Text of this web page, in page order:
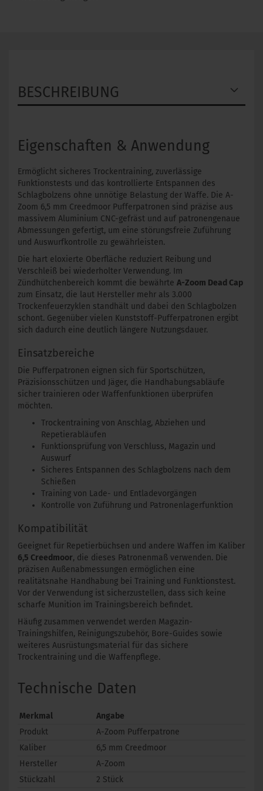
BESCHREIBUNG
Eigenschaften & Anwendung
Ermöglicht sicheres Trockentraining, zuverlässige
Funktionstests und das kontrollierte Entspannen des
Schlagbolzens ohne unnötige Belastung der Waffe. Die A-
Zoom 6,5 mm Creedmoor Pufferpatronen sind präzise aus
massivem Aluminium CNC-gefräst und auf patronengenaue
Abmessungen gefertigt, um eine störungsfreie Zuführung
und Auswurfkontrolle zu gewährleisten.
Die hart eloxierte Oberfläche reduziert Reibung und
Verschleiß bei wiederholter Verwendung. Im
Zündhütchenbereich kommt die bewährte A-Zoom Dead Cap
zum Einsatz, die laut Hersteller mehr als 3.000
Trockenfeuerzyklen standhält und dabei den Schlagbolzen
schont. Gegenüber vielen Kunststoff-Pufferpatronen ergibt
sich dadurch eine deutlich längere Nutzungsdauer.
Einsatzbereiche
Die Pufferpatronen eignen sich für Sportschützen,
Präzisionsschützen und Jäger, die Handhabungsabläufe
sicher trainieren oder Waffenfunktionen überprüfen
möchten.
Trockentraining von Anschlag, Abziehen und
Repetierabläufen
Funktionsprüfung von Verschluss, Magazin und
Auswurf
Sicheres Entspannen des Schlagbolzens nach dem
Schießen
Training von Lade- und Entladevorgängen
Kontrolle von Zuführung und Patronenlagerfunktion
Kompatibilität
Geeignet für Repetierbüchsen und andere Waffen im Kaliber
6,5 Creedmoor, die dieses Patronenmaß verwenden. Die
präzisen Außenabmessungen ermöglichen eine
realitätsnahe Handhabung bei Training und Funktionstest.
Vor der Verwendung ist sicherzustellen, dass sich keine
scharfe Munition im Trainingsbereich befindet.
Häufig zusammen verwendet werden Magazin-
Trainingshilfen, Reinigungszubehör, Bore-Guides sowie
weiteres Ausrüstungsmaterial für das sichere
Trockentraining und die Waffenpflege.
Technische Daten
Merkmal
Angabe
Produkt
A-Zoom Pufferpatrone
Kaliber
6,5 mm Creedmoor
Hersteller
A-Zoom
Stückzahl
2 Stück